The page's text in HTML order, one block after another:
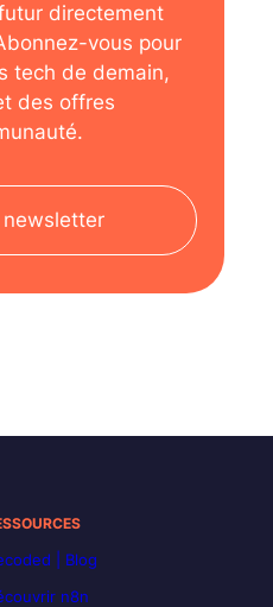
directement
vous pour
tech de demain,
des offres
newsletter
| Blog
n8n